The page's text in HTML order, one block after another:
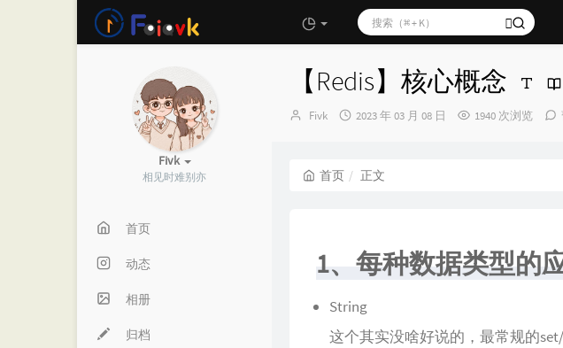
Fivk
相见时难别亦
首页
动态
相册
归档
【Redis】核心概念
博
Fivk
发
2023 年 03 月 08 日 1940 次浏览
首页 正文
1、每种数据类型的
String
这个其实没啥好说的，最常规的